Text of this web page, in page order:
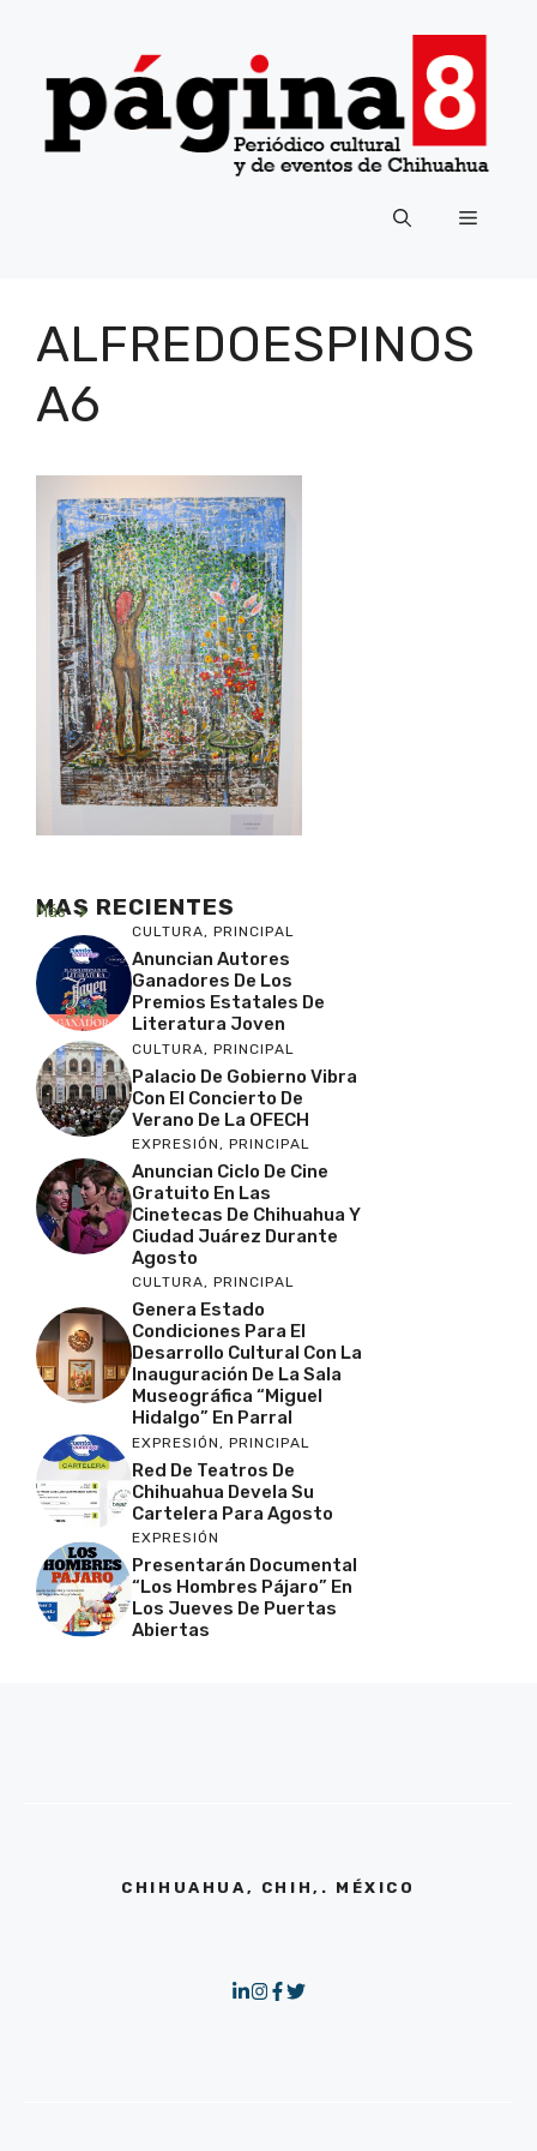
contenido
Menú
ALFREDOESPINOS
A6
MAS RECIENTES
Más
CULTURA, PRINCIPAL
Anuncian Autores
Ganadores De Los
Premios Estatales De
Literatura Joven
CULTURA, PRINCIPAL
Palacio De Gobierno Vibra
Con El Concierto De
Verano De La OFECH
EXPRESIÓN, PRINCIPAL
Anuncian Ciclo De Cine
Gratuito En Las
Cinetecas De Chihuahua Y
Ciudad Juárez Durante
Agosto
CULTURA, PRINCIPAL
Genera Estado
Condiciones Para El
Desarrollo Cultural Con La
Inauguración De La Sala
Museográfica “Miguel
Hidalgo” En Parral
EXPRESIÓN , PRINCIPAL
Red De Teatros De
Chihuahua Devela Su
Cartelera Para Agosto
EXPRESIÓN
Presentarán Documental
“Los Hombres Pájaro” En
Los Jueves De Puertas
Abiertas
CHIHUAHUA, CHIH,. MÉXICO